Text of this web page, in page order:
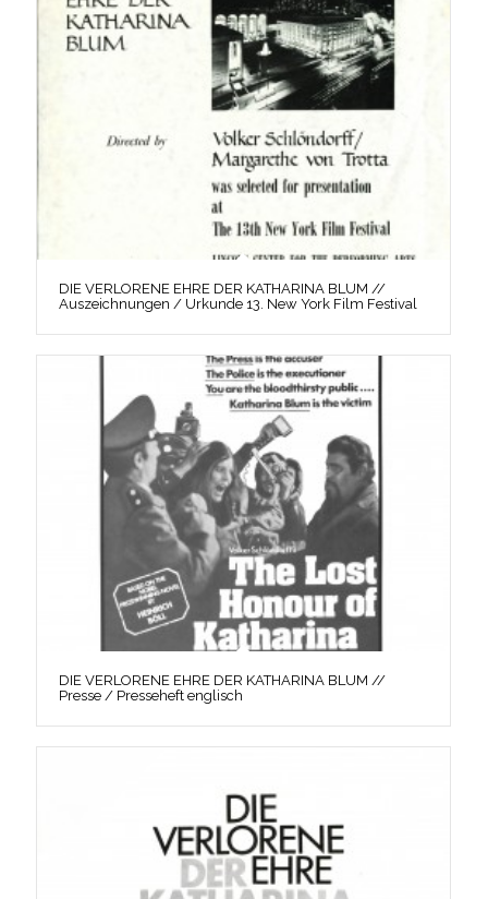
DIE VERLORENE EHRE DER KATHARINA BLUM //
Auszeichnungen / Urkunde 13. New York Film Festival
DIE VERLORENE EHRE DER KATHARINA BLUM //
Presse / Presseheft englisch